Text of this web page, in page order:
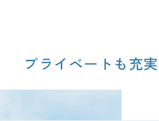
プライベートも充実